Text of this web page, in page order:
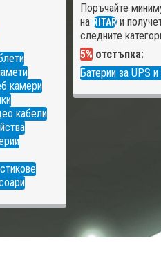
камери
кабели
Поръчайте
на RITAR и
следните
5% отстъпка:
Батерии за UPS